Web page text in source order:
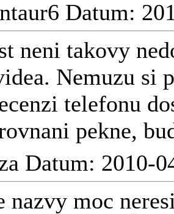
Datum:
neni takovy
Nemuzu si
telefonu
pekne,
Datum: 2010-
nazvy moc